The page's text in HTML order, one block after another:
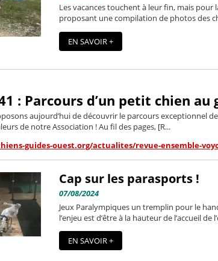
Les vacances touchent à leur fin, mais
proposant une compilation de photos des
EN SAVOIR +
: Parcours d’un petit chien
aujourd’hui de découvrir le parcours exceptionnel
de notre Association ! Au fil des pages, [R...
guides-ouest.org/actualites/revue-ensemble-
Cap sur les parasports !
07/08/2024
Jeux Paralympiques un tremplin pour le
l’enjeu est d’être à la hauteur de l’accueil
EN SAVOIR +